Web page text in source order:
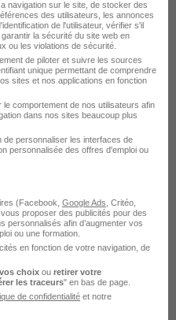
en création
de groupes d'enfants,
et organisation
une contribution
Je suis également
activement à la
et d'apprendre des
Je suis convaincu
et de
avec vous sur
disposition pour
navigation sur le site, de stocker des
des utilisateurs, les annonces
de l'utilisateur, vérifier s'il
la sécurité du site web en
ou les violations de sécurité.
de piloter et suivre les sources
unique permettant de comprendre
sites et nos applications en fonction
le comportement de nos utilisateurs afin
dans nos sites beaucoup plus
personnaliser les interfaces de
personnalisée des offres d'emploi ou
(Facebook, Google Ads , Critéo,
proposer des publicités pour des
personnalisés afin d’augmenter vos
ou une formation.
en fonction de votre navigation, de
choix ou retirer votre
les traceurs" en bas de page.
de confidentialité et notre